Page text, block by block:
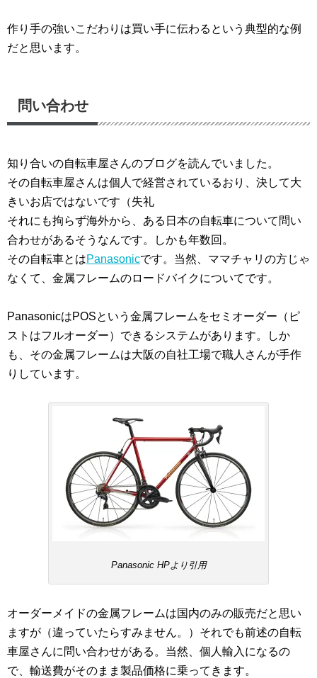
作り手の強いこだわりは買い手に伝わるという典型的な例
だと思います。
問い合わせ
知り合いの自転車屋さんのブログを読んでいました。
その自転車屋さんは個人で経営されているおり、決して大
きいお店ではないです（失礼
それにも拘らず海外から、ある日本の自転車について問い
合わせがあるそうなんです。しかも年数回。
その自転車とはPanasonicです。当然、ママチャリの方じゃ
なくて、金属フレームのロードバイクについてです。
PanasonicはPOSという金属フレームをセミオーダー（ピ
ストはフルオーダー）できるシステムがあります。しか
も、その金属フレームは大阪の自社工場で職人さんが手作
りしています。
Panasonic HPより引用
オーダーメイドの金属フレームは国内のみの販売だと思い
ますが（違っていたらすみません。）それでも前述の自転
車屋さんに問い合わせがある。当然、個人輸入になるの
で、輸送費がそのまま製品価格に乗ってきます。